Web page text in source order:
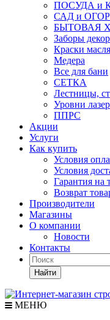
ПОСУДА и
САД и
БЫТОВАЯ
Заборы
Краски
Медера
Все для бани
СЕТКА
Лестницы,
Уровни
ППРС
Акции
Услуги
Как купить
Условия
Условия
Гарантия на
Возврат
Производители
Магазины
О компании
Новости
Контакты
Найти
МЕНЮ